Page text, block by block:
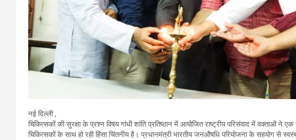
नई दिल्ली ,
चिकित्सकों की सुरक्षा के प्रश्न विषय गांधी शांति प्रतिष्ठान में आयोजित राष्ट्रीय परिसंवाद में वक्ताओं ने
चिकित्सकों के साथ हो रही हिंसा चिंतनीय है। प्रधानमंत्री भारतीय जनऔषधि परियोजना के सहयोग से स्वस्थ